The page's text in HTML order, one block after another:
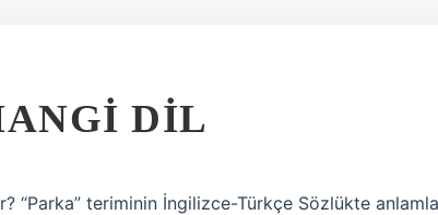
DIL
“Parka” teriminin İngilizce-Türkçe Sözlükte